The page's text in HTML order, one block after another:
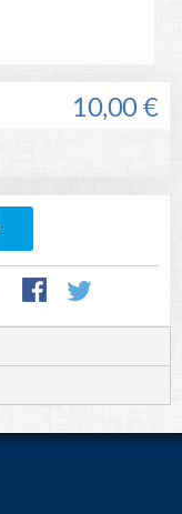
10,00 €